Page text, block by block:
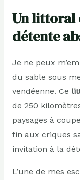
Un littoral
détente
Je ne peux
du sable sous
vendéenne. Ce
de 250
paysages à
fin aux criques
invitation à la
L’une de mes